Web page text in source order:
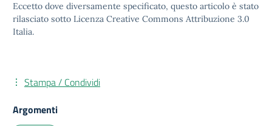
Eccetto dove diversamente specificato, questo articolo è stato
rilasciato sotto Licenza Creative Commons Attribuzione 3.0
Italia.
Stampa / Condividi
Argomenti